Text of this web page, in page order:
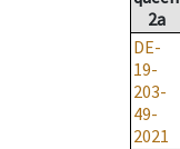
2a
DE-
19-
203-
49-
2021